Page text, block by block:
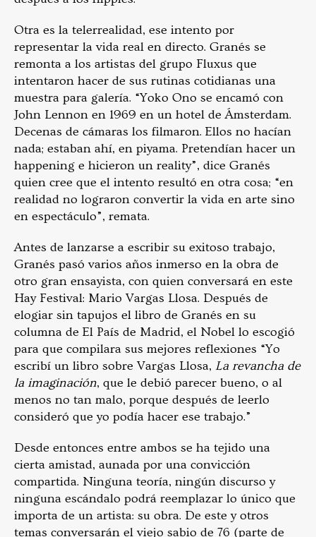
Otra es la telerrealidad, ese intento por
representar la vida real en directo. Granés se
remonta a los artistas del grupo Fluxus que
intentaron hacer de sus rutinas cotidianas una
muestra para galería. “Yoko Ono se encamó con
John Lennon en 1969 en un hotel de Ámsterdam.
Decenas de cámaras los filmaron. Ellos no hacían
nada; estaban ahí, en piyama. Pretendían hacer un
happening e hicieron un reality”, dice Granés
quien cree que el intento resultó en otra cosa; “en
realidad no lograron convertir la vida en arte sino
en espectáculo”, remata.
Antes de lanzarse a escribir su exitoso trabajo,
Granés pasó varios años inmerso en la obra de
otro gran ensayista, con quien conversará en este
Hay Festival: Mario Vargas Llosa. Después de
elogiar sin tapujos el libro de Granés en su
columna de El País de Madrid, el Nobel lo escogió
para que compilara sus mejores reflexiones “Yo
escribí un libro sobre Vargas Llosa, La revancha de
la imaginación, que le debió parecer bueno, o al
menos no tan malo, porque después de leerlo
consideró que yo podía hacer ese trabajo.”
Desde entonces entre ambos se ha tejido una
cierta amistad, aunada por una convicción
compartida. Ninguna teoría, ningún discurso y
ninguna escándalo podrá reemplazar lo único que
importa de un artista: su obra. De este y otros
temas conversarán el viejo sabio de 76 (parte de